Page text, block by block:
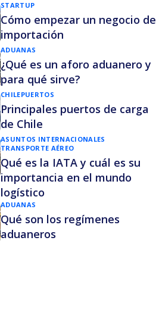
STARTUP
Cómo empezar un negocio de
importación
ADUANAS
¿Qué es un aforo aduanero y
para qué sirve?
CHILEPUERTOS
Principales puertos de carga
de Chile
ASUNTOS INTERNACIONALES
TRANSPORTE AÉREO
Qué es la IATA y cuál es su
importancia en el mundo
logístico
ADUANAS
Qué son los regímenes
aduaneros